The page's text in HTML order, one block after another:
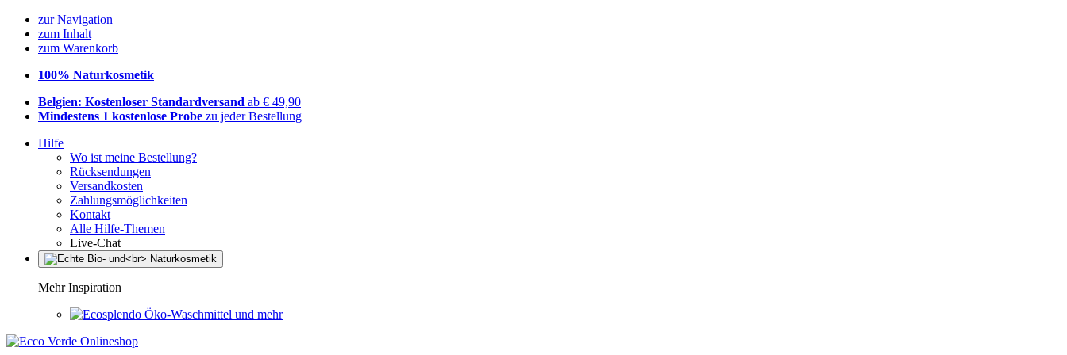
zur Navigation
zum Inhalt
zum Warenkorb
100% Naturkosmetik
Belgien: Kostenloser Standardversand ab € 49,90
Mindestens 1 kostenlose Probe zu jeder Bestellung
Hilfe
Wo ist meine Bestellung?
Rücksendungen
Versandkosten
Zahlungsmöglichkeiten
Kontakt
Alle Hilfe-Themen
Live-Chat
Mehr Inspiration
Öko-Waschmittel und mehr